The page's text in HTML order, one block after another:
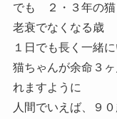
でも ２・３年の
老衰でなくなる歳
１日でも長く一緒
猫ちゃんが余命３
れますように
人間でいえば、９